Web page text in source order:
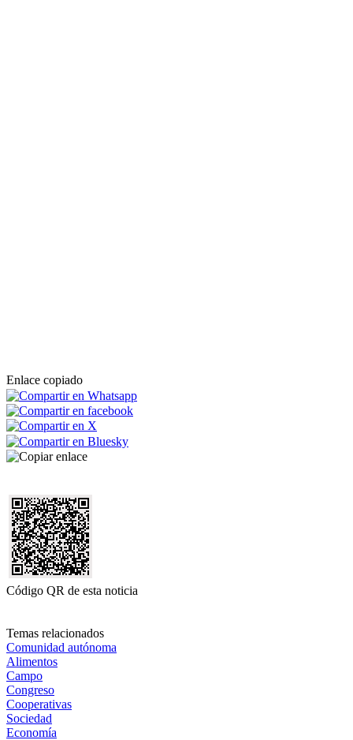
Enlace copiado
Código QR de esta noticia
Temas relacionados
Comunidad autónoma
Alimentos
Campo
Congreso
Cooperativas
Sociedad
Economía